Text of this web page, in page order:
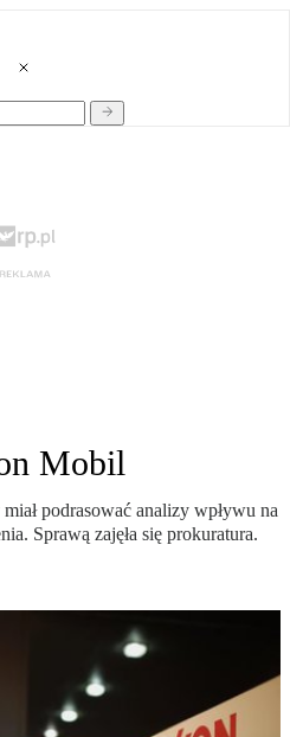
Mobil
podrasować analizy wpływu na
Sprawą zajęła się prokuratura.